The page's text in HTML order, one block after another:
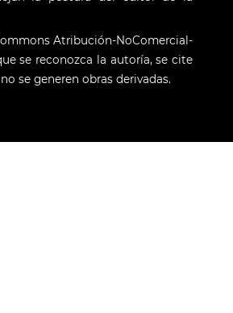
Atribución-NoComercial-
se reconozca la autoría, se cite
se generen obras derivadas.